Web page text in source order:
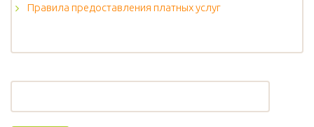
Правила предоставления платных услуг